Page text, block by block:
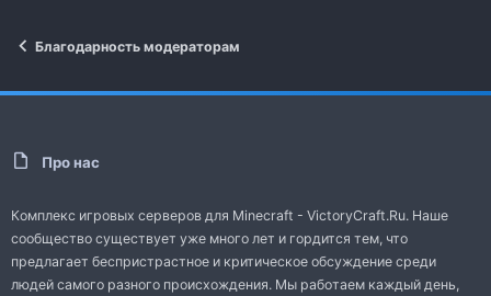
Благодарность модераторам
Про нас
Комплекс игровых серверов для Minecraft - VictoryCraft.Ru. Наше
сообщество существует уже много лет и гордится тем, что
предлагает беспристрастное и критическое обсуждение среди
людей самого разного происхождения. Мы работаем каждый день,